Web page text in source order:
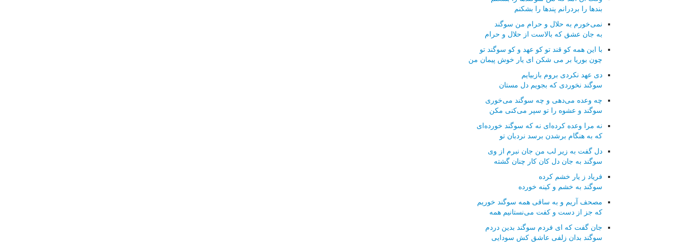
بندها را بردرانم پندها را بشكنم
نمی‌خورم به حلال و حرام من سوگند
به جان عشق كه بالاست از حلال و حرام
با این همه كو قند تو كو عهد و كو سوگند تو
چون بوریا بر می شكن ای یار خوش پیمان من
دی عهد نكردی بروم بازبیایم
سوگند نخوردی كه بجویم دل مستان
چه وعده می‌دهی و چه سوگند می‌خوری
سوگند و عشوه را تو سپر می‌كنی مكن
نه مرا وعده كرده‌ای نه كه سوگند خورده‌ای
كه به هنگام برشدن برسد نردبان تو
دل گفت به زیر لب من جان نبرم از وی
سوگند به جان دل كان كار چنان گشته
فریاد ز یار خشم كرده
سوگند به خشم و كینه خورده
مصحف آریم و به ساقی همه سوگند خوریم
كه جز از دست و كفت می‌نستانیم همه
جان گفت كه ای فردم سوگند بدین دردم
سوگند بدان زلفی عاشق كش سودایی